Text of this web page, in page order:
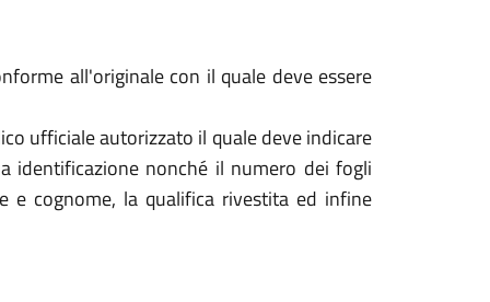
all'originale con il quale deve essere
ufficiale autorizzato il quale deve indicare
identificazione nonché il numero dei fogli
e cognome, la qualifica rivestita ed infine